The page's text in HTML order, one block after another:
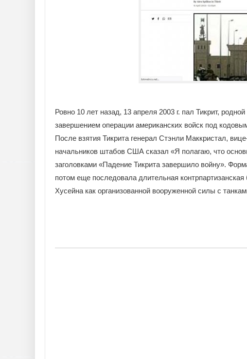
Ровно 10 лет назад, 13 апреля 2003 г. пал Тикрит,
завершением операции американских войск под
После взятия Тикрита генерал Стэнли Маккристал,
начальников штабов США сказал «Я полагаю, что
заголовками «Падение Тикрита завершило войну».
потом еще последовала длительная
Хусейна как организованной вооруженной силы с